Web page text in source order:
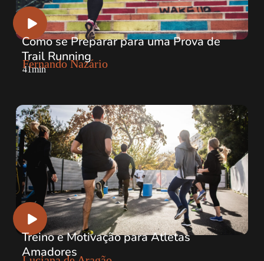
Como se Preparar para uma Prova de
Trail Running
Fernando Nazário
41min
Treino e Motivação para Atletas
Amadores